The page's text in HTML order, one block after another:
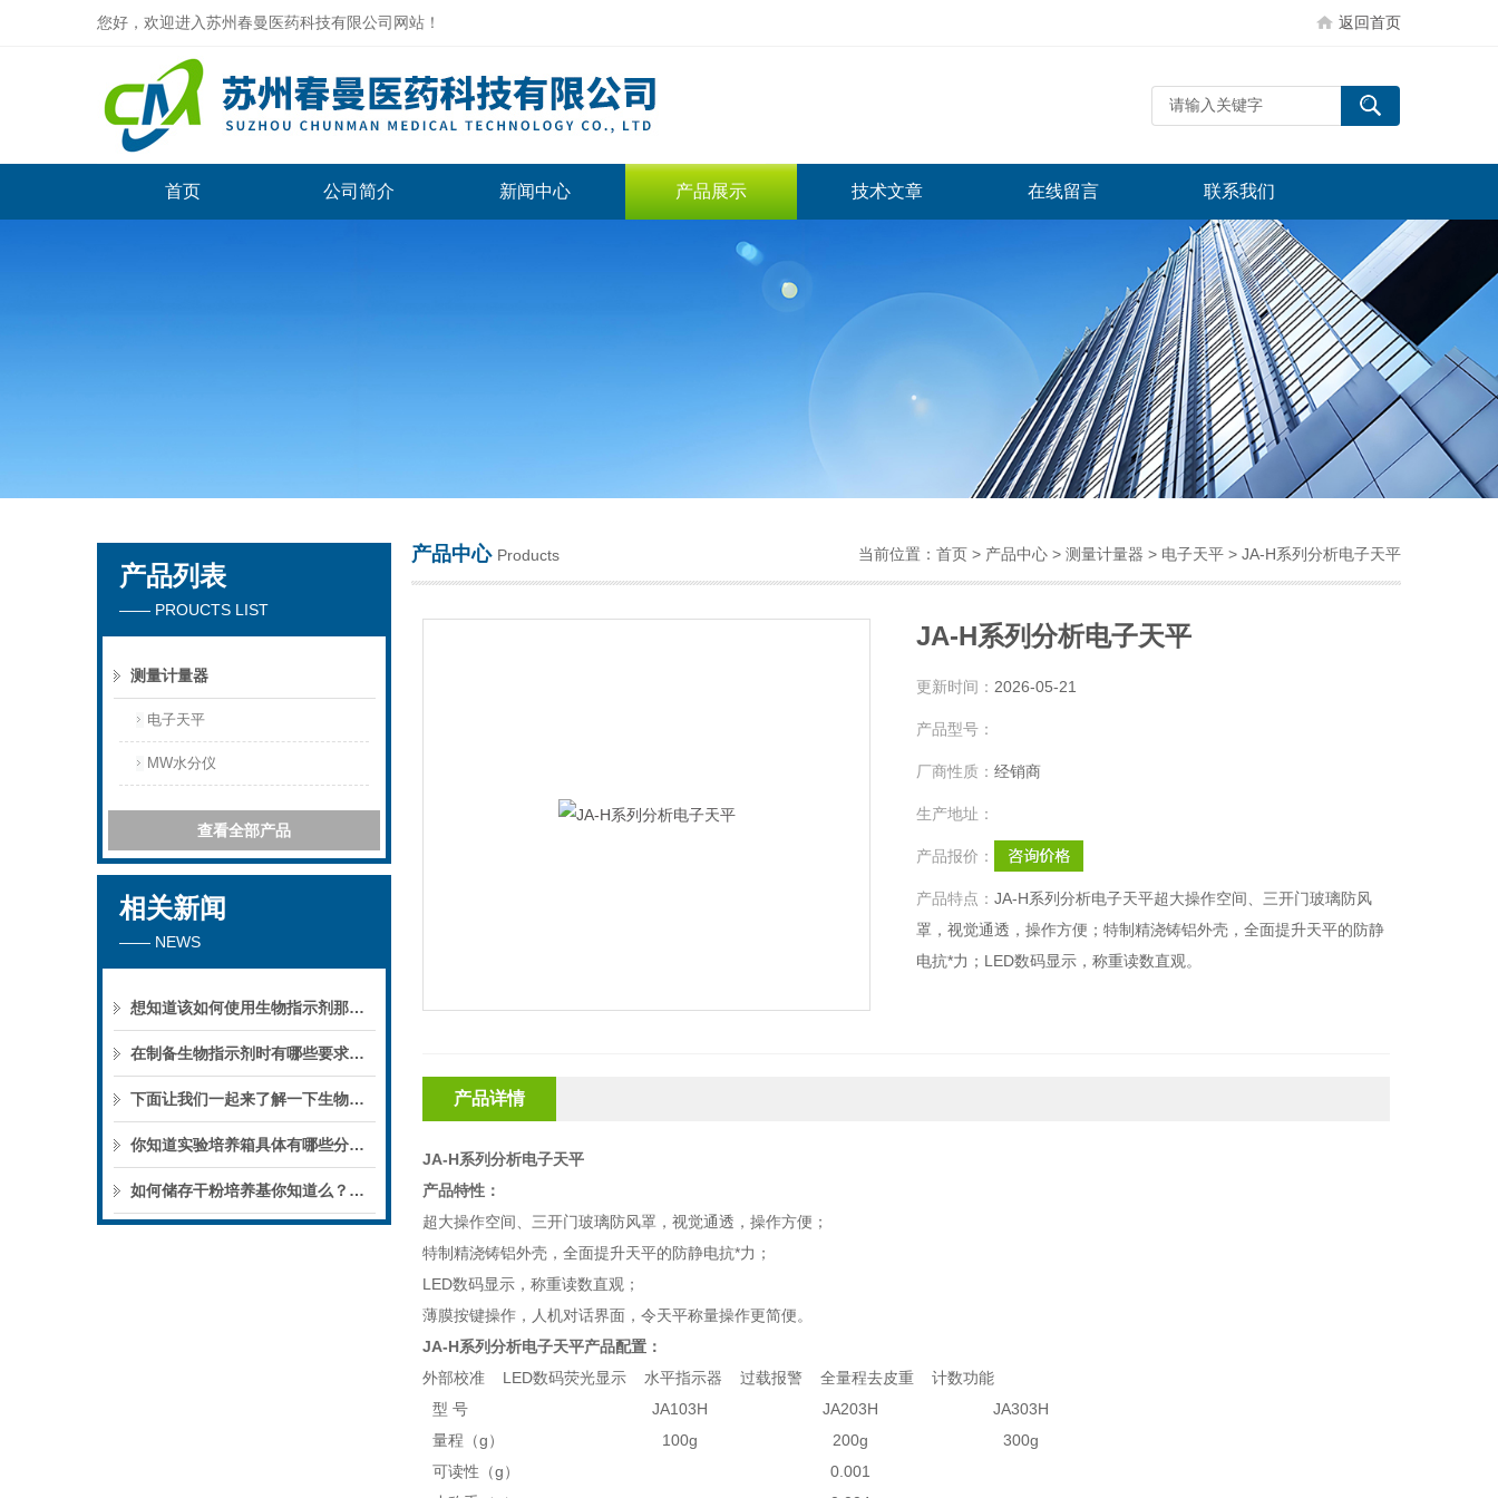
您好，欢迎进入苏州春曼医药科技有限公司网站！ 返回首页
苏州春曼医药科技有限公司
首页 公司简介 新闻中心 产品展示 技术文章 在线留言 联系我们
产品列表
—— PROUCTS LIST
测量计量器
电子天平
MW水分仪
查看全部产品
相关新闻
—— NEWS
想知道该如何使用生物指示剂那就看看本篇吧
在制备生物指示剂时有哪些要求你知道么
下面让我们一起来了解一下生物指示剂的分类及应用吧
你知道实验培养箱具体有哪些分类么?
如何储存干粉培养基你知道么？一起来了解一下吧
产品中心 Products 当前位置： 首页 > 产品中心 > 测量计量器 > 电子天平 > JA-H系列分析电子天平
JA-H系列分析电子天平
更新时间： 2026-05-21
产品型号：
厂商性质： 经销商
生产地址：
产品报价：
产品特点： JA-H系列分析电子天平超大操作空间、三开门玻璃防风
罩，视觉通透，操作方便；特制精浇铸铝外壳，全面提升天平的防静
电抗*力；LED数码显示，称重读数直观。
产品详情
JA-H系列分析电子天平
产品特性：
超大操作空间
三开门玻璃防风罩， 视觉通透，操作方便 ；
特制精浇铸铝外壳，全面提升天平的防静电抗*力 ；
LED数码显示 ，称重读数直观 ；
薄膜按键操作，人机对话界面，令天平称量操作更简便。
JA-H系列分析电子天平产品配置：
外部校准
L ED数码荧光显示 水平指示器 过载报警 全量程去皮重
计数功能
型 号
JA103H JA203H
JA303H
量程（g） 100g 200g
300g
可读性 （g）
0.001